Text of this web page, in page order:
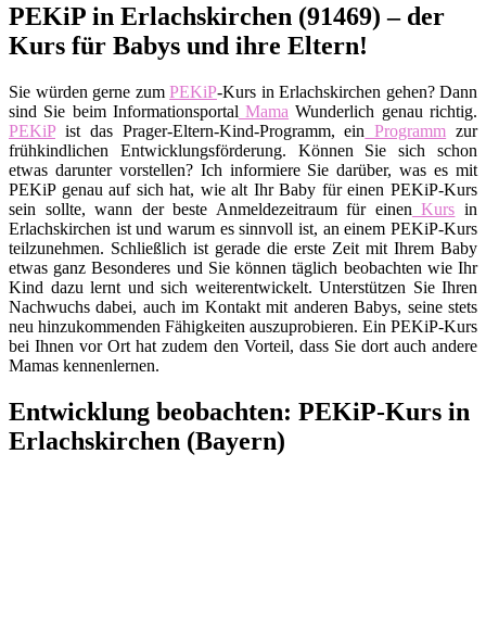
PEKiP in Erlachskirchen (91469) – der
Kurs für Babys und ihre Eltern!
Sie würden gerne zum PEKiP-Kurs in Erlachskirchen gehen? Dann
sind Sie beim Informationsportal Mama Wunderlich genau richtig.
PEKiPist das Prager-Eltern-Kind-Programm, ein Programm zur
frühkindlichen Entwicklungsförderung. Können Sie sich schon
etwas darunter vorstellen? Ich informiere Sie darüber, was es mit
PEKiP genau auf sich hat, wie alt Ihr Baby für einen PEKiP-Kurs
sein sollte, wann der beste Anmeldezeitraum für einen Kurs in
Erlachskirchen ist und warum es sinnvoll ist, an einem PEKiP-Kurs
teilzunehmen. Schließlich ist gerade die erste Zeit mit Ihrem Baby
etwas ganz Besonderes und Sie können täglich beobachten wie Ihr
Kind dazu lernt und sich weiterentwickelt. Unterstützen Sie Ihren
Nachwuchs dabei, auch im Kontakt mit anderen Babys, seine stets
neu hinzukommenden Fähigkeiten auszuprobieren. Ein PEKiP-Kurs
bei Ihnen vor Ort hat zudem den Vorteil, dass Sie dort auch andere
Mamas kennenlernen.
Entwicklung beobachten: PEKiP-Kurs in
Erlachskirchen (Bayern)